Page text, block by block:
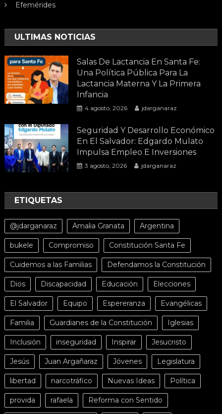
Efemérides
ULTIMAS NOTICIAS
Salas De Lactancia En Santa Fe:
Una Política Pública Para La
Lactancia Materna Y La Primera
Infancia
4 agosto, 2026 jdarganaraz
Seguridad Y Desarrollo Económico
En El Salvador: Edgardo Mulato
Impulsa Empleo E Inversiones
3 agosto, 2026 jdarganaraz
ETIQUETAS
@jdarganaraz Amalia Granata Argentina
bukele Compromiso Constitución Santa Fe
Cuidemos a las Familias Defendamos la Constitución
Dios Discapacidad Educación Elecciones
El Salvador Equipo Espereranza Evangélicas
Familia Guardianes de la Constitución Iglesias
Inclusión inseguridad Inspirar Jesucristo
Jesús Juan Argañaraz Jóvenes Legislatura
libertad narcotráfico Nuevas Ideas Política
provida rafaela Reforma con Sentido